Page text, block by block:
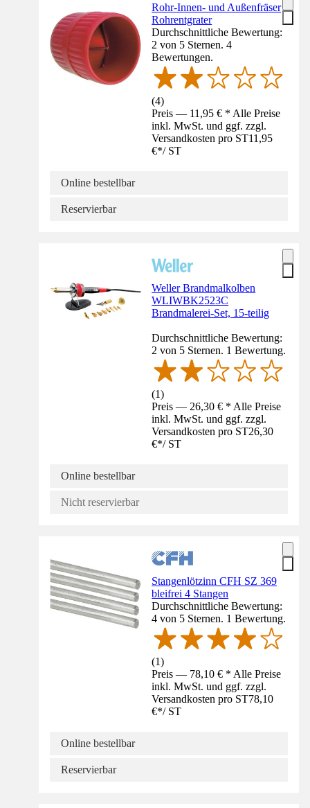
Rohr-Innen- und Außenfräser
Rohrentgrater
Durchschnittliche Bewertung:
2 von 5 Sternen. 4
Bewertungen.
(4)
Preis — 11,95 € * Alle Preise
inkl. MwSt. und ggf. zzgl.
Versandkosten pro ST11,95
€*/ ST
Online bestellbar
Reservierbar
Weller Brandmalkolben
WLIWBK2523C
Brandmalerei-Set, 15-teilig
Durchschnittliche Bewertung:
2 von 5 Sternen. 1 Bewertung.
(1)
Preis — 26,30 € * Alle Preise
inkl. MwSt. und ggf. zzgl.
Versandkosten pro ST26,30
€*/ ST
Online bestellbar
Nicht reservierbar
Stangenlötzinn CFH SZ 369
bleifrei 4 Stangen
Durchschnittliche Bewertung:
4 von 5 Sternen. 1 Bewertung.
(1)
Preis — 78,10 € * Alle Preise
inkl. MwSt. und ggf. zzgl.
Versandkosten pro ST78,10
€*/ ST
Online bestellbar
Reservierbar